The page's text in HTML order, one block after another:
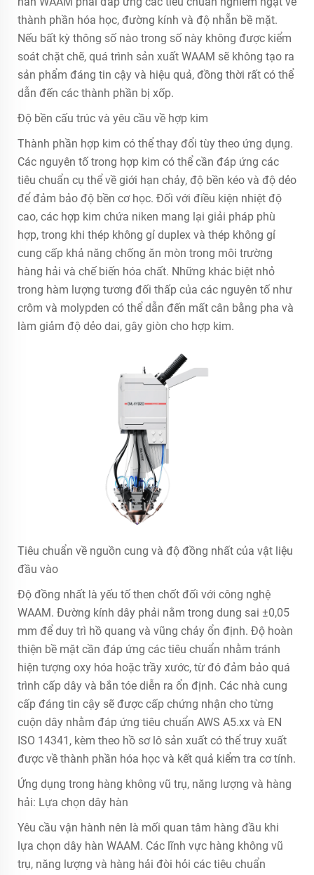
thành phần hóa học, đường kính và độ nhẵn bề mặt.
Nếu bất kỳ thông số nào trong số này không được kiểm
soát chặt chẽ, quá trình sản xuất WAAM sẽ không tạo ra
sản phẩm đáng tin cậy và hiệu quả, đồng thời rất có thể
dẫn đến các thành phần bị xốp.
Độ bền cấu trúc và yêu cầu về hợp kim
Thành phần hợp kim có thể thay đổi tùy theo ứng dụng.
Các nguyên tố trong hợp kim có thể cần đáp ứng các
tiêu chuẩn cụ thể về giới hạn chảy, độ bền kéo và độ dẻo
để đảm bảo độ bền cơ học. Đối với điều kiện nhiệt độ
cao, các hợp kim chứa niken mang lại giải pháp phù
hợp, trong khi thép không gỉ duplex và thép không gỉ
cung cấp khả năng chống ăn mòn trong môi trường
hàng hải và chế biến hóa chất. Những khác biệt nhỏ
trong hàm lượng tương đối thấp của các nguyên tố như
crôm và molypden có thể dẫn đến mất cân bằng pha và
làm giảm độ dẻo dai, gây giòn cho hợp kim.
Tiêu chuẩn về nguồn cung và độ đồng nhất của vật liệu
đầu vào
Độ đồng nhất là yếu tố then chốt đối với công nghệ
WAAM. Đường kính dây phải nằm trong dung sai ±0,05
mm để duy trì hồ quang và vũng chảy ổn định. Độ hoàn
thiện bề mặt cần đáp ứng các tiêu chuẩn nhằm tránh
hiện tượng oxy hóa hoặc trầy xước, từ đó đảm bảo quá
trình cấp dây và bắn tóe diễn ra ổn định. Các nhà cung
cấp đáng tin cậy sẽ được cấp chứng nhận cho từng
cuộn dây nhằm đáp ứng tiêu chuẩn AWS A5.xx và EN
ISO 14341, kèm theo hồ sơ lô sản xuất có thể truy xuất
được về thành phần hóa học và kết quả kiểm tra cơ tính.
Ứng dụng trong hàng không vũ trụ, năng lượng và hàng
hải: Lựa chọn dây hàn
Yêu cầu vận hành nên là mối quan tâm hàng đầu khi
lựa chọn dây hàn WAAM. Các lĩnh vực hàng không vũ
trụ, năng lượng và hàng hải đòi hỏi các tiêu chuẩn